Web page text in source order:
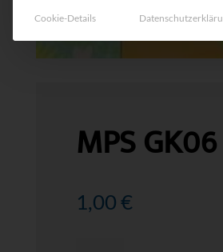
MPS GK06
1,00€
Cookie-Details